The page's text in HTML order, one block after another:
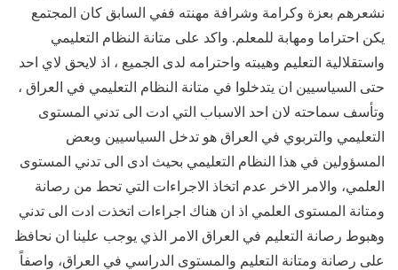
نشعرهم بعزة وكرامة وشرافة مهنته ففي السابق كان المجتمع
يكن احتراما ومهابة للمعلم. واكد على متانة النظام التعليمي
واستقلالية التعليم وهيبته واحترامه لدى الجميع ، اذ لايحق لاي احد
حتى السياسيين ان يتدخلوا في متانة النظام التعليمي في العراق ،
وتأسف سماحته لان احد الاسباب التي ادت الى تدني المستوى
التعليمي والتربوي في العراق هو تدخل السياسيين وبعض
المسؤولين في هذا النظام التعليمي بحيث ادى الى تدني المستوى
العلمي، والامر الاخر عدم اتخاذ الاجراءات التي تحط من رصانة
ومتانة المستوى العلمي اذ ان هناك اجراءات اتخذت ادت الى تدني
وهبوط رصانة التعليم في العراق الامر الذي يوجب علينا ان نحافظ
على رصانة ومتانة التعليم والمستوى الدراسي في العراق، واصفاً